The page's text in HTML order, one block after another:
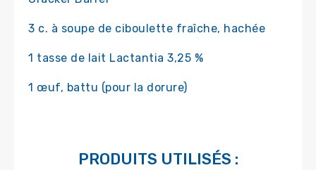
3 c. à soupe de ciboulette fraîche, hachée
1 tasse de lait Lactantia 3,25 %
1 œuf, battu (pour la dorure)
PRODUITS UTILISÉS :